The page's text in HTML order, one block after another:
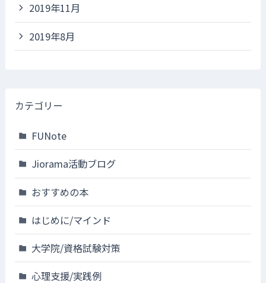
2019年11月
2019年8月
カテゴリー
FUNote
Jiorama活動ブログ
おすすめの本
はじめに/マインド
大学院/資格試験対策
心理支援/実践例